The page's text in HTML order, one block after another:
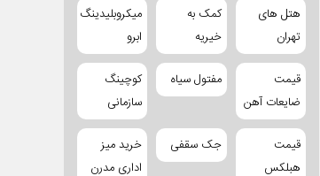
هتل های
تهران
کمک به
خیریه
میکروبلیدینگ
ابرو
قیمت
ضایعات آهن
مفتول سیاه
کوچینگ
سازمانی
قیمت
هبلکس
جک سقفی
خرید میز
اداری مدرن